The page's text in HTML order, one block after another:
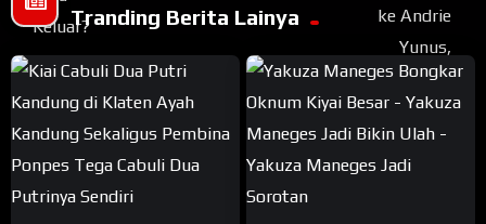
Tranding Berita Lainya